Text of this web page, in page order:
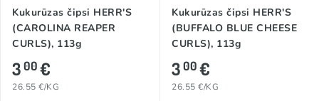
Kukurūzas čipsi HERR'S
(CAROLINA REAPER
CURLS), 113g
300€
26.55 €/KG
Kukurūzas čipsi HERR'S
(BUFFALO BLUE CHEESE
CURLS), 113g
300€
26.55 €/KG